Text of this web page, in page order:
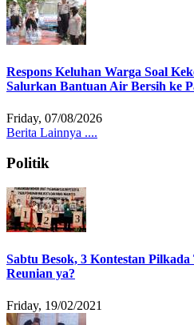
Respons Keluhan Warga Soal
Salurkan Bantuan Air Bersih ke
Friday, 07/08/2026
Berita Lainnya ....
Politik
Sabtu Besok, 3 Kontestan
Reunian ya?
Friday, 19/02/2021